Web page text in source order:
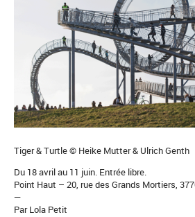
Tiger & Turtle © Heike Mutter & Ulrich Genth
Du 18 avril au 11 juin. Entrée libre.
Point Haut – 20, rue des Grands Mortiers,
—
Par Lola Petit